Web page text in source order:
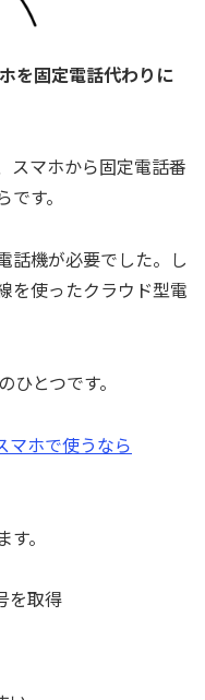
を固定電話代わりに
スマホから固定電話番
す。
話機が必要でした。し
を使ったクラウド型電
とつです。
マホで使うなら
。
を取得